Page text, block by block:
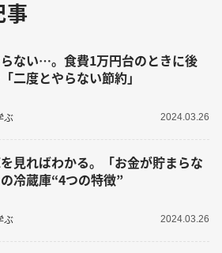
事
ない…。食費1万円台のときに後
二度とやらない節約」
ぶ 2024.03.26
見ればわかる。「お金が貯まらな
冷蔵庫“4つの特徴”
ぶ 2024.03.26